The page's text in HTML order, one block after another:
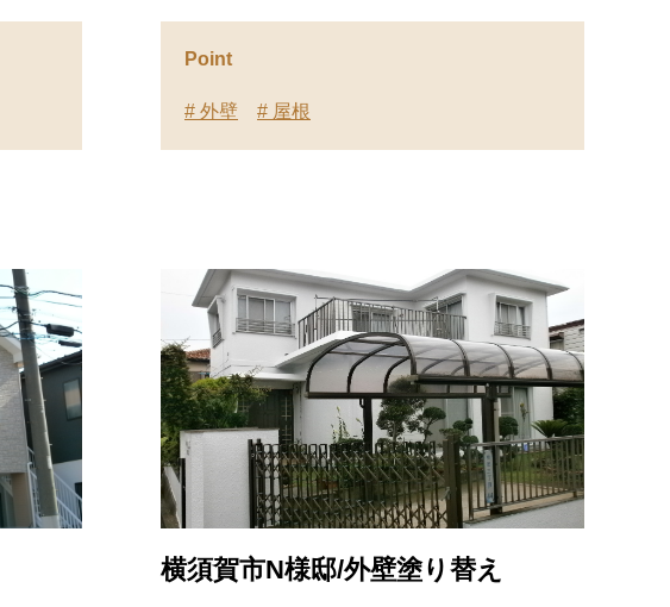
Point
# 外壁 # 屋根
横須賀市N様邸/外壁塗り替え